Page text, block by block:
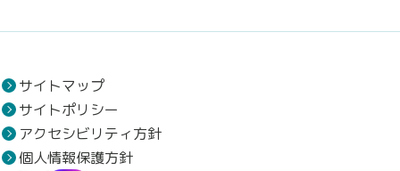
サイトマップ
サイトポリシー
アクセシビリティ方針
個人情報保護方針